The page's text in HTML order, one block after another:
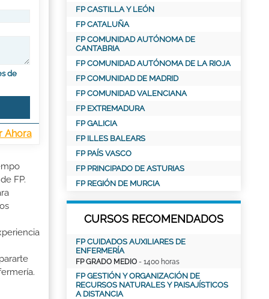
de
Ahora
FP.
FP CASTILLA Y LEÓN
FP CATALUÑA
FP COMUNIDAD AUTÓNOMA DE
CANTABRIA
FP COMUNIDAD AUTÓNOMA DE LA RIOJA
FP COMUNIDAD DE MADRID
FP COMUNIDAD VALENCIANA
FP EXTREMADURA
FP GALICIA
FP ILLES BALEARS
FP PAÍS VASCO
FP PRINCIPADO DE ASTURIAS
FP REGIÓN DE MURCIA
CURSOS RECOMENDADOS
FP CUIDADOS AUXILIARES DE
ENFERMERÍA
FP GRADO MEDIO - 1400 horas
FP GESTIÓN Y ORGANIZACIÓN DE
RECURSOS NATURALES Y PAISAJÍSTICOS
A DISTANCIA